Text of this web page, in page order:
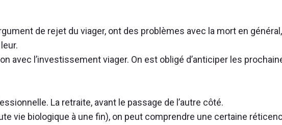
de rejet du viager, ont des problèmes avec la mort en général,
avec l’investissement viager. On est obligé d’anticiper les
La retraite, avant le passage de l’autre côté.
vie biologique à une fin), on peut comprendre une certaine